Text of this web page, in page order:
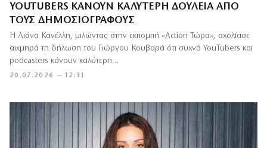
YOUTUBERS ΚΆΝΟΥΝ ΚΑΛΎΤΕΡΗ ΔΟΥΛΕΙΆ ΑΠΌ
ΤΟΥΣ ΔΗΜΟΣΙΟΓΡΆΦΟΥΣ
20.07.2026 — 12:31
Η Λιάνα Κανέλλη, μιλώντας στην εκπομπή «Action Τώρα», σχολίασε
αιχμηρά τη δήλωση του Γιώργου Κουβαρά ότι συχνά YouTubers και
podcasters κάνουν καλύτερη…